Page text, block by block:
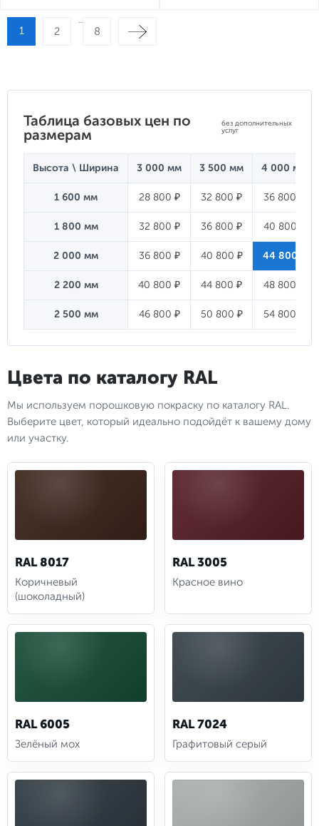
1 2
...
8
Таблица базовых цен по
размерам
без дополнительных
услуг
Высота \ Ширина 3 000 мм 3 500 мм 4 000 мм
1 600 мм 28 800 ₽ 32 800 ₽ 36 800 ₽
1 800 мм 32 800 ₽ 36 800 ₽ 40 800 ₽
2 000 мм 36 800 ₽ 40 800 ₽ 44 800 ₽
2 200 мм 40 800 ₽ 44 800 ₽ 48 800 ₽
2 500 мм 46 800 ₽ 50 800 ₽ 54 800 ₽
Цвета по каталогу RAL
Мы используем порошковую покраску по каталогу RAL.
Выберите цвет, который идеально подойдёт к вашему дому
или участку.
RAL 8017
Коричневый
(шоколадный)
RAL 3005
Красное вино
RAL 6005
Зелёный мох
RAL 7024
Графитовый серый